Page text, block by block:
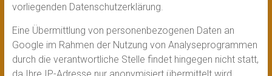
vorliegenden Datenschutzerklärung.
Eine Übermittlung von personenbezogenen Daten an
Google im Rahmen der Nutzung von Analyseprogrammen
durch die verantwortliche Stelle findet hingegen nicht statt,